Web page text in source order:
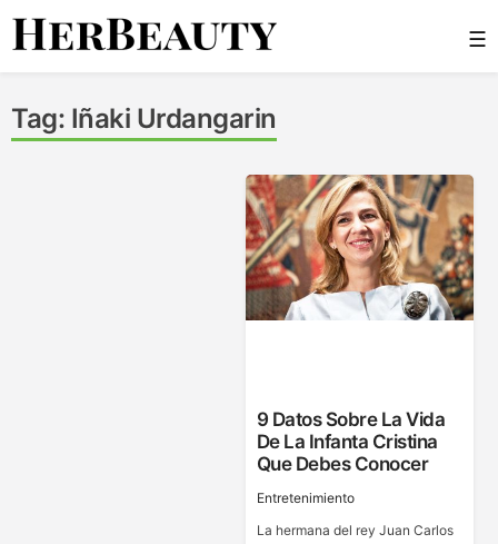
Skip
☰
Tag: Iñaki Urdangarin
9 Datos Sobre La Vida
De La Infanta Cristina
Que Debes Conocer
Entretenimiento
La hermana del rey Juan Carlos